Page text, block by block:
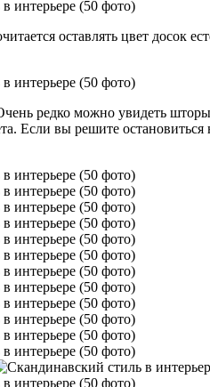
оставлять цвет досок
редко можно увидеть
Если вы решите остановиться